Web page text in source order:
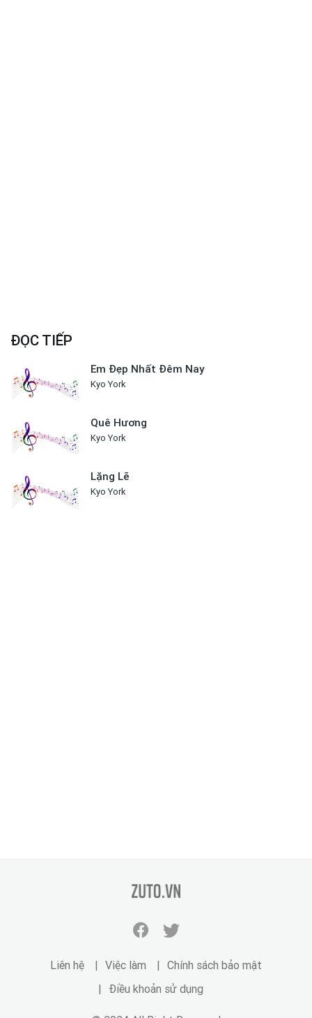
ĐỌC TIẾP
Em Đẹp Nhất Đêm Nay
Kyo York
Quê Hương
Kyo York
Lặng Lẽ
Kyo York
zuto.vn
Liên hệ Việc làm
Chính sách bảo mật
Điều khoản sử dụng
Facebook
zuto.vn
Twitter
zuto.vn